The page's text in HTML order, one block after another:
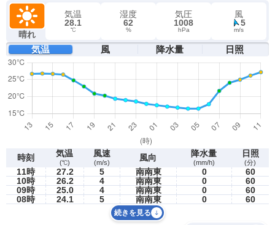
晴れ
気温
28.1
℃
湿度
62
%
気圧
1008
hPa
風
5
m/s
気温 風 降水量 日照
時刻 気温
(℃)
風速
(m/s) 風向 降水量
(mm/h)
日照
(分)
11時 27.2 5 南南東 0
60
10時
26.2 4 南南東 0
60
09時
25.0 4 南南東 0
60
08時
24.1 5 南南東 0 60
続きを見る